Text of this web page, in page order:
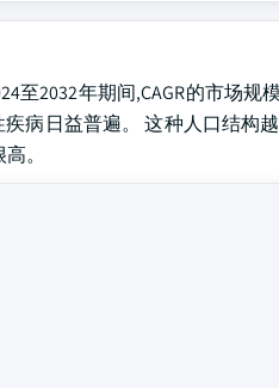
至2032年期间,CAGR的市场
病日益普遍。 这种人口结构
。